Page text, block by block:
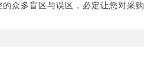
众多盲区与误区，必定让您对采购